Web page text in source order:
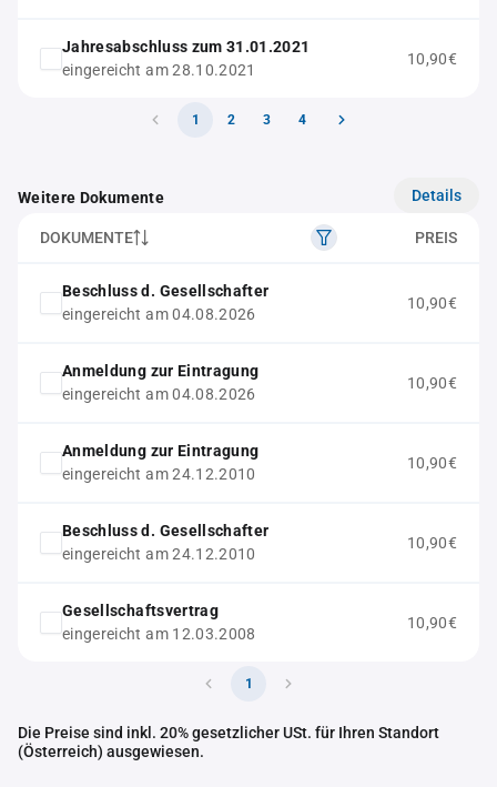
Jahresabschluss zum 31.01.2021
eingereicht am 28.10.2021
10,90€
1 2 3 4
Weitere Dokumente Details
DOKUMENTE PREIS
Beschluss d. Gesellschafter
eingereicht am 04.08.2026
10,90€
Anmeldung zur Eintragung
eingereicht am 04.08.2026
10,90€
Anmeldung zur Eintragung
eingereicht am 24.12.2010
10,90€
Beschluss d. Gesellschafter
eingereicht am 24.12.2010
10,90€
Gesellschaftsvertrag
eingereicht am 12.03.2008
10,90€
1
Die Preise sind inkl. 20% gesetzlicher USt. für Ihren Standort
(Österreich) ausgewiesen.